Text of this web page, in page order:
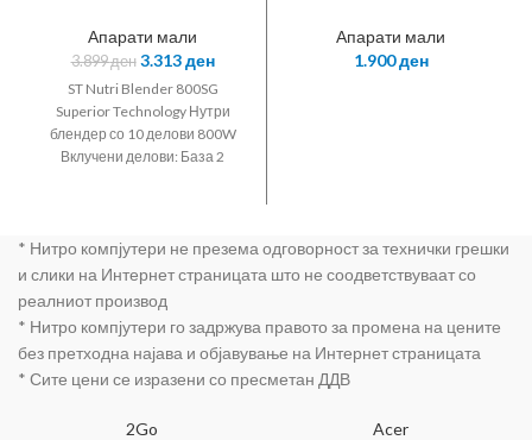
Апарати мали
3.899ден 3.313ден
ST Nutri Blender 800SG
Superior Technology Нутри
блендер со 10 делови 800W
Вклучени делови: База 2
Сите делови се безбедни со
BPA Free сертификат Брзина
брзина
Безжичен
Депилатор,22
дискови,1900
вртежи во
нозе,Главата се
вади и се
мие,четка за
ионо капаче
Апарати мали
1.900ден
* Нитро компјутери не презема одговорност за технички грешки
и слики на Интернет страницата што не соодветствуваат со
реалниот производ
* Нитро компјутери го задржува правото за промена на цените
без претходна најава и објавување на Интернет страницата
* Сите цени се изразени со пресметан ДДВ
2Go Acer